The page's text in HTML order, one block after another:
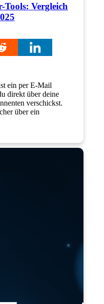
Tools: Vergleich
ein per E-Mail
direkt über deine
verschickst.
über ein